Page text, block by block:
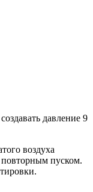
давление 9
воздуха
повторным пуском.